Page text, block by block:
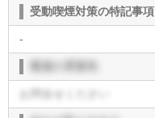
受動喫煙対策の特記事項
-
職場の雰囲気
お問合せください